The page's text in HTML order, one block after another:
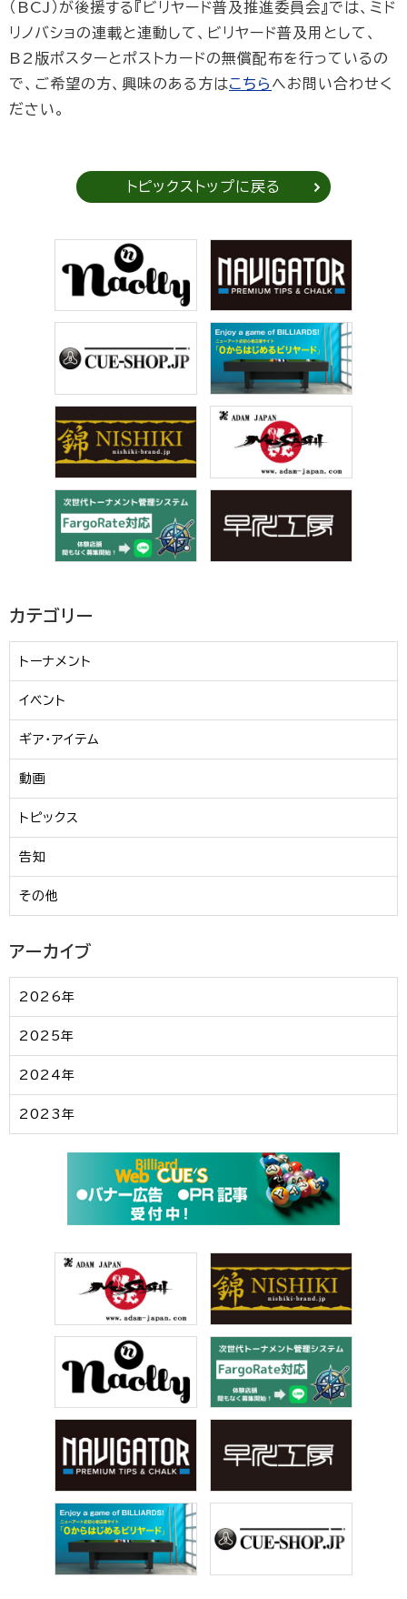
（BCJ）が後援する『ビリヤード普及推進委員会』では、ミド
リノバショの連載と連動して、ビリヤード普及用として、
B2版ポスターとポストカードの無償配布を行っているの
で、ご希望の方、興味のある方はこちら へお問い合わせく
ださい。
トピックストップに戻る
カテゴリー
トーナメント
イベント
ギア・アイテム
動画
トピックス
告知
その他
アーカイブ
2026年
2025年
2024年
2023年